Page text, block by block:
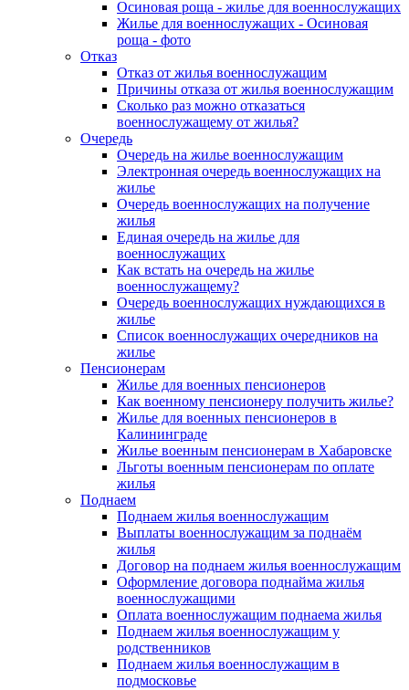
Осиновая роща - жилье для военнослужащих
Жилье для военнослужащих - Осиновая
роща - фото
Отказ
Отказ от жилья военнослужащим
Причины отказа от жилья военнослужащим
Сколько раз можно отказаться
военнослужащему от жилья?
Очередь
Очередь на жилье военнослужащим
Электронная очередь военнослужащих на
жилье
Очередь военнослужащих на получение
жилья
Единая очередь на жилье для
военнослужащих
Как встать на очередь на жилье
военнослужащему?
Очередь военнослужащих нуждающихся в
жилье
Список военнослужащих очередников на
жилье
Пенсионерам
Жилье для военных пенсионеров
Как военному пенсионеру получить жилье?
Жилье для военных пенсионеров в
Калининграде
Жилье военным пенсионерам в Хабаровске
Льготы военным пенсионерам по оплате
жилья
Поднаем
Поднаем жилья военнослужащим
Выплаты военнослужащим за поднаём
жилья
Договор на поднаем жилья военнослужащим
Оформление договора поднайма жилья
военнослужащими
Оплата военнослужащим поднаема жилья
Поднаем жилья военнослужащим у
родственников
Поднаем жилья военнослужащим в
подмосковье